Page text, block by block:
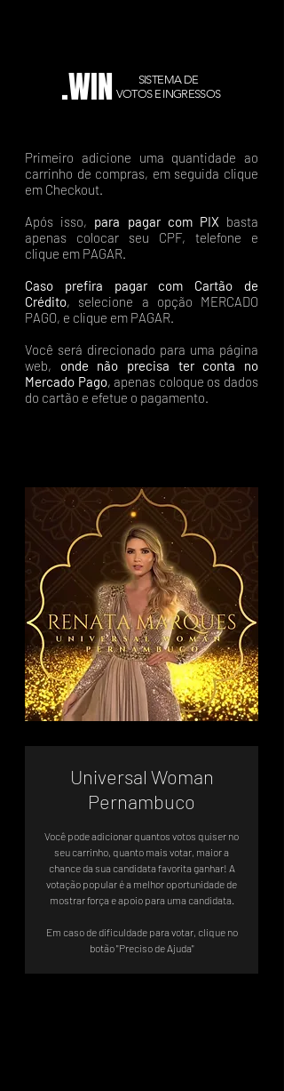
.WIN
SISTEMA DE
VOTOS E INGRESSOS
Primeiro adicione uma quantidade ao
carrinho de compras, em seguida clique
em Checkout.
Após isso, para pagar com PIX basta
apenas colocar seu CPF, telefone e
clique em PAGAR.
Caso prefira pagar com Cartão de
Crédito, selecione a opção MERCADO
PAGO, e clique em PAGAR.
Você será direcionado para uma página
web, onde não precisa ter conta no
Mercado Pago, apenas coloque os dados
do cartão e efetue o pagamento.
Universal Woman
Pernambuco
Você pode adicionar quantos votos quiser no
seu carrinho, quanto mais votar, maior a
chance da sua candidata favorita ganhar! A
votação popular é a melhor oportunidade de
mostrar força e apoio para uma candidata.
Em caso de dificuldade para votar, clique no
botão "Preciso de Ajuda"